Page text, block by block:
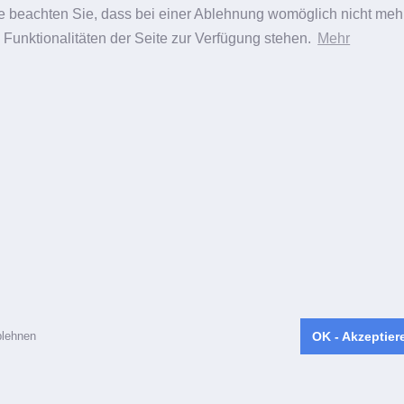
beachten Sie, dass bei einer Ablehnung womöglich nicht
Funktionalitäten der Seite zur Verfügung stehen. Mehr
OK -